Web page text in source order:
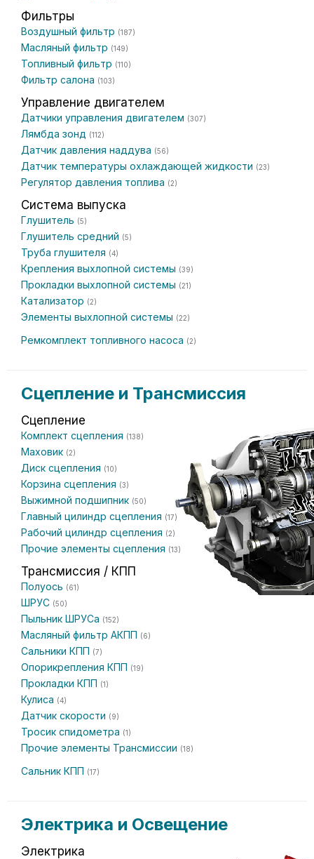
Фильтры
Воздушный фильтр (187)
Масляный фильтр (149)
Топливный фильтр (110)
Фильтр салона (103)
Управление двигателем
Датчики управления двигателем (307)
Лямбда зонд (112)
Датчик давления наддува (56)
Датчик температуры охлаждающей жидкости (23)
Регулятор давления топлива (2)
Система выпуска
Глушитель (5)
Глушитель средний (5)
Труба глушителя (4)
Крепления выхлопной системы (39)
Прокладки выхлопной системы (21)
Катализатор (2)
Элементы выхлопной системы (22)
Ремкомплект топливного насоса (2)
Сцепление и Трансмиссия
Сцепление
Комплект сцепления (138)
Маховик (2)
Диск сцепления (10)
Корзина сцепления (3)
Выжимной подшипник (50)
Главный цилиндр сцепления (17)
Рабочий цилиндр сцепления (2)
Прочие элементы сцепления (13)
Трансмиссия / КПП
Полуось (61)
ШРУС (50)
Пыльник ШРУСа (152)
Масляный фильтр АКПП (6)
Сальники КПП (7)
Опорикрепления КПП (19)
Прокладки КПП (1)
Кулиса (4)
Датчик скорости (9)
Тросик спидометра (1)
Прочие элементы Трансмиссии (18)
Сальник КПП (17)
Электрика и Освещение
Электрика